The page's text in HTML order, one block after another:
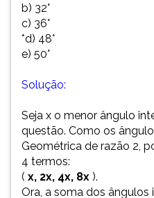
b) 32°
c) 36°
*d) 48°
e) 50°
Solução:
Seja x o menor ângulo
questão. Como os
Geométrica de razão 2,
4 termos:
( x, 2x, 4x, 8x ).
Ora, a soma dos ângulos